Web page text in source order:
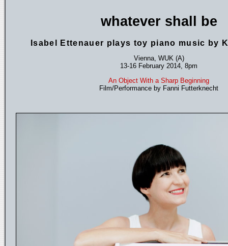
whatever shall be
Isabel Ettenauer plays toy piano music by
Vienna, WUK (A)
13-16 February 2014, 8pm
An Object With a Sharp Beginning
Film/Performance by Fanni Futterknecht